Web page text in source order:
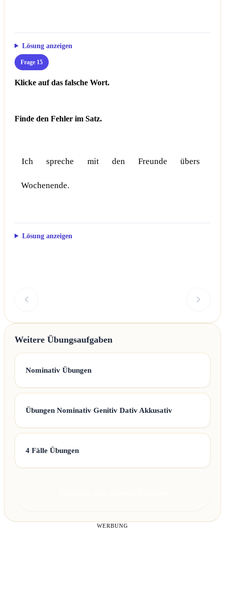
Lösung anzeigen
Frage 15
Klicke auf das falsche Wort.
Finde den Fehler im Satz.
Ich spreche mit den Freunde übers
Wochenende.
Lösung anzeigen
Weitere Übungsaufgaben
Nominativ Übungen
Übungen Nominativ Genitiv Dativ Akkusativ
4 Fälle Übungen
WERBUNG